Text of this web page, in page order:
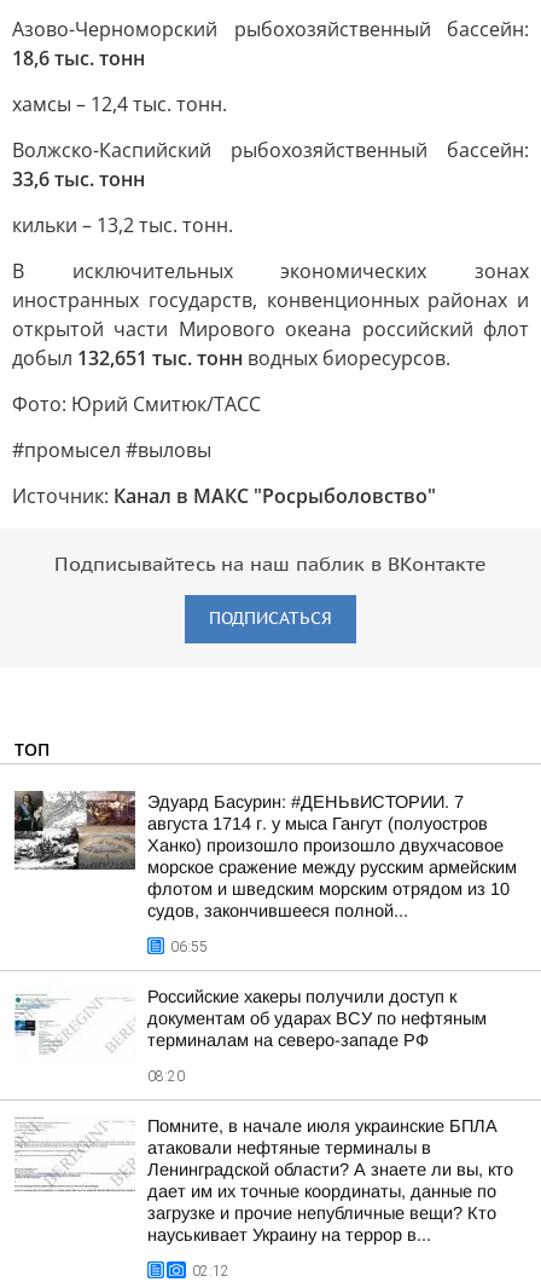
Азово-Черноморский рыбохозяйственный бассейн:
18,6 тыс. тонн
хамсы – 12,4 тыс. тонн.
Волжско-Каспийский рыбохозяйственный бассейн:
33,6 тыс. тонн
кильки – 13,2 тыс. тонн.
В исключительных экономических зонах
иностранных государств, конвенционных районах и
открытой части Мирового океана российский флот
добыл 132,651 тыс. тонн водных биоресурсов.
Фото: Юрий Смитюк/ТАСС
#промысел #выловы
Источник: Канал в МАКС "Росрыболовство"
Подписывайтесь на наш паблик в ВКонтакте
ПОДПИСАТЬСЯ
ТОП
Эдуард Басурин: #ДЕНЬвИСТОРИИ. 7
августа 1714 г. у мыса Гангут (полуостров
Ханко) произошло произошло двухчасовое
морское сражение между русским армейским
флотом и шведским морским отрядом из 10
судов, закончившееся полной...
06:55
Российские хакеры получили доступ к
документам об ударах ВСУ по нефтяным
терминалам на северо-западе РФ
08:20
Помните, в начале июля украинские БПЛА
атаковали нефтяные терминалы в
Ленинградской области? А знаете ли вы, кто
дает им их точные координаты, данные по
загрузке и прочие непубличные вещи? Кто
науськивает Украину на террор в...
02:12